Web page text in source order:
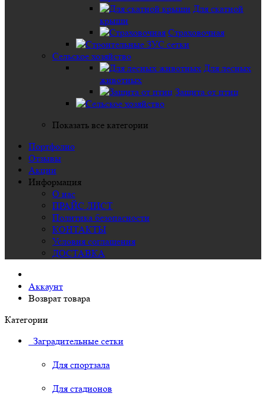
Для скатной
крыши
Страховочная
Сельское хозяйство
Для лесных
животных
Защита от птиц
Показать все категории
Портфолио
Отзывы
Акции
Информация
О нас
ПРАЙС ЛИСТ
Политика безопасности
КОНТАКТЫ
Условия соглашения
ДОСТАВКА
Аккаунт
Возврат товара
Категории
Заградительные сетки
Для спортзала
Для стадионов